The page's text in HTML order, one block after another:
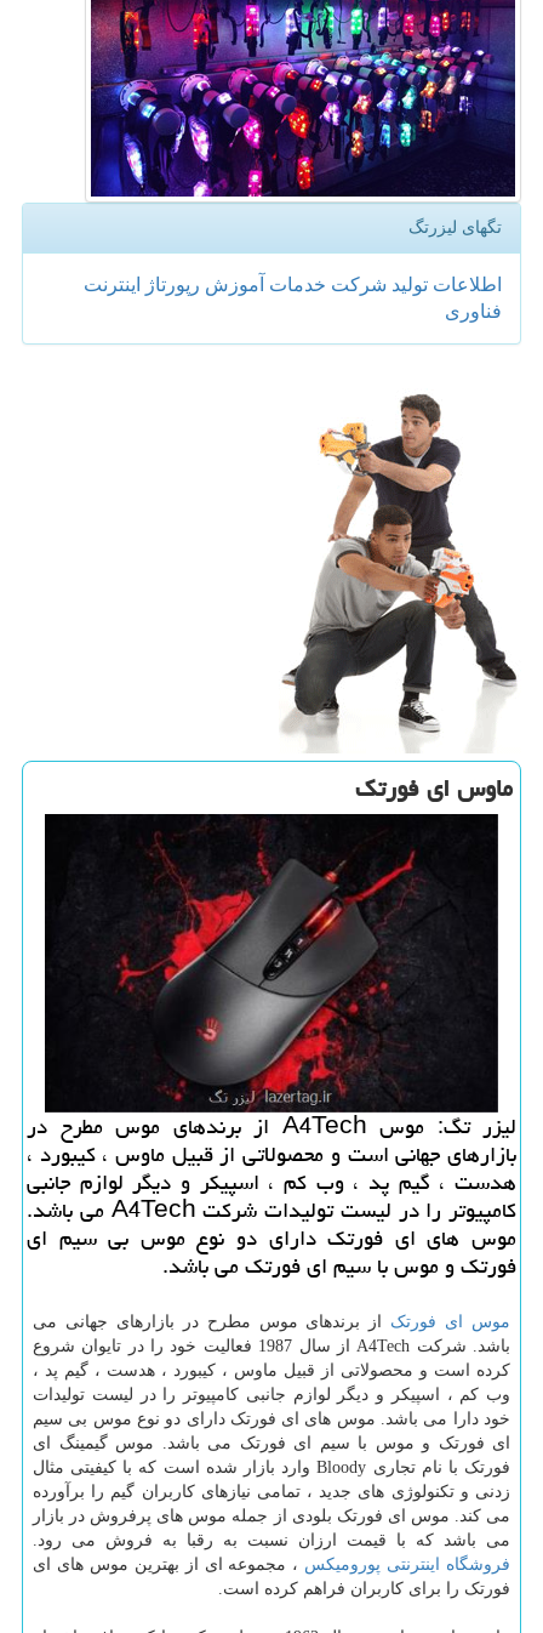
تگهای لیزرتگ
اطلاعات تولید شركت خدمات آموزش رپورتاژ
اینترنت
فناوری
ماوس ای فورتك
لیزر تگ: موس A4Tech از برندهای موس مطرح در
بازارهای جهانی است و محصولاتی از قبیل ماوس ، كیبورد ،
هدست ، گیم پد ، وب كم ، اسپیكر و دیگر لوازم جانبی
كامپیوتر را در لیست تولیدات شركت A4Tech می باشد.
موس های ای فورتك دارای دو نوع موس بی سیم ای
فورتك و موس با سیم ای فورتك می باشد.
موس ای فورتک از برندهای موس مطرح در بازارهای جهانی می
باشد. شرکت A4Tech
از سال 1987 فعالیت خود را در تایوان شروع
کرده است و محصولاتی از قبیل ماوس ، کیبورد ، هدست ، گیم پد ،
وب کم ، اسپیکر و دیگر لوازم جانبی کامپیوتر را در لیست تولیدات
خود دارا می باشد. موس های ای فورتک دارای دو نوع موس بی سیم
ای فورتک و موس با سیم ای فورتک می باشد. موس گیمینگ ای
فورتک با نام تجاری Bloodyوارد بازار شده است که با کیفیتی مثال
زدنی و تکنولوژی های جدید ، تمامی نیازهای کاربران گیم را برآورده
می کند. موس ای فورتک بلودی از جمله موس های پرفروش در بازار
می باشد که با قیمت ارزان نسبت به رقبا به فروش می رود.
فروشگاه اینترنتی پورومیکس ، مجموعه ای از بهترین موس های ای
فورتک را برای کاربران فراهم کرده است.